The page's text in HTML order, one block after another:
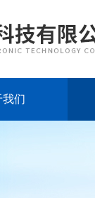
我们